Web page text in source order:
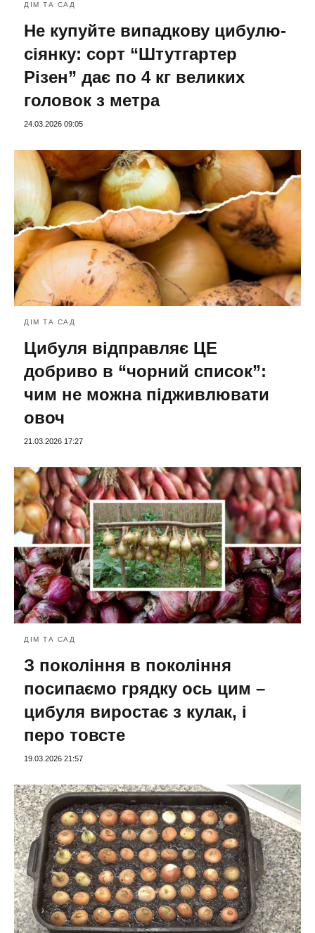
ДІМ ТА САД
Не купуйте випадкову цибулю-
сіянку: сорт “Штутгартер
Різен” дає по 4 кг великих
головок з метра
24.03.2026 09:05
ДІМ ТА САД
Цибуля відправляє ЦЕ
добриво в “чорний список”:
чим не можна підживлювати
овоч
21.03.2026 17:27
ДІМ ТА САД
З покоління в покоління
посипаємо грядку ось цим –
цибуля виростає з кулак, і
перо товсте
19.03.2026 21:57